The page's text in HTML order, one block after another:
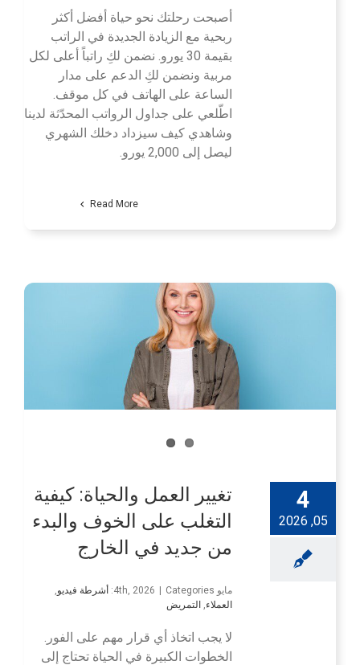
أصبحت رحلتك نحو حياة أفضل أكثر
ربحية مع الزيادة الجديدة في الراتب
بقيمة 30 يورو. نضمن لكِ راتباً أعلى لكل
مربية ونضمن لكِ الدعم على مدار
الساعة على الهاتف في كل موقف.
اطّلعي على جداول الرواتب المحدّثة لدينا
وشاهدي كيف سيزداد دخلك الشهري
ليصل إلى 2,000 يورو.
Read More
4
05, 2026
تغيير العمل والحياة: كيفية
التغلب على الخوف والبدء
من جديد في الخارج
مايو 4th, 2026 | Categories: أشرطة فيديو
العملاء التمريض
لا يجب اتخاذ أي قرار مهم على الفور.
الخطوات الكبيرة في الحياة تحتاج إلى